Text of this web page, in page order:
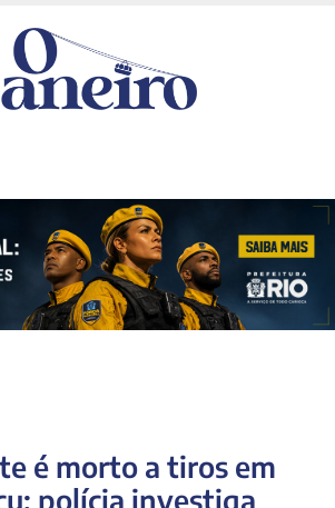
é morto a tiros em
polícia investiga